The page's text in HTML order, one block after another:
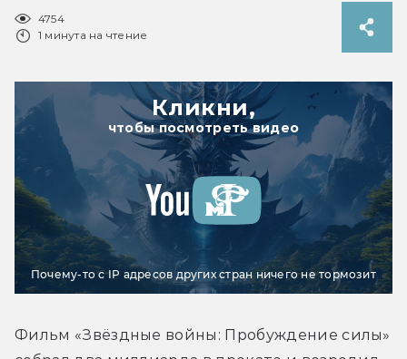
4754
1 минута на чтение
Кликни,
чтобы посмотреть видео
Почему-то с IP адресов других стран ничего не тормозит
Фильм «Звёздные войны: Пробуждение силы»